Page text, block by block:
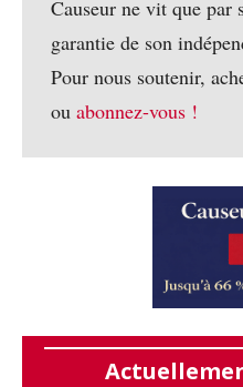
Causeur ne vit que par
garantie de son
Pour nous soutenir,
ou abonnez-vous !